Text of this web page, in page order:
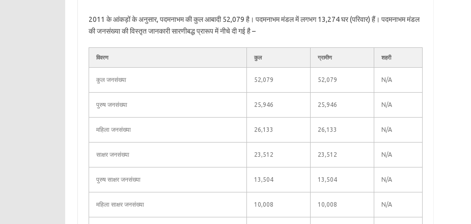
2011 के आंकड़ों के अनुसार, पदमनाभम की कुल आबादी 52,079 है। पदमनाभम मंडल में लगभग 13,274 घर (परिवार) हैं। पदमनाभम मंडल
की जनसंख्या की विस्तृत जानकारी सारणीबद्ध प्रारूप में नीचे दी गई है –
विवरण कुल ग्रामीण शहरी
कुल जनसंख्या 52,079 52,079 N/A
पुरुष जनसंख्या 25,946 25,946 N/A
महिला जनसंख्या 26,133 26,133 N/A
साक्षर जनसंख्या 23,512 23,512 N/A
पुरुष साक्षर जनसंख्या 13,504 13,504 N/A
महिला साक्षर जनसंख्या 10,008 10,008 N/A